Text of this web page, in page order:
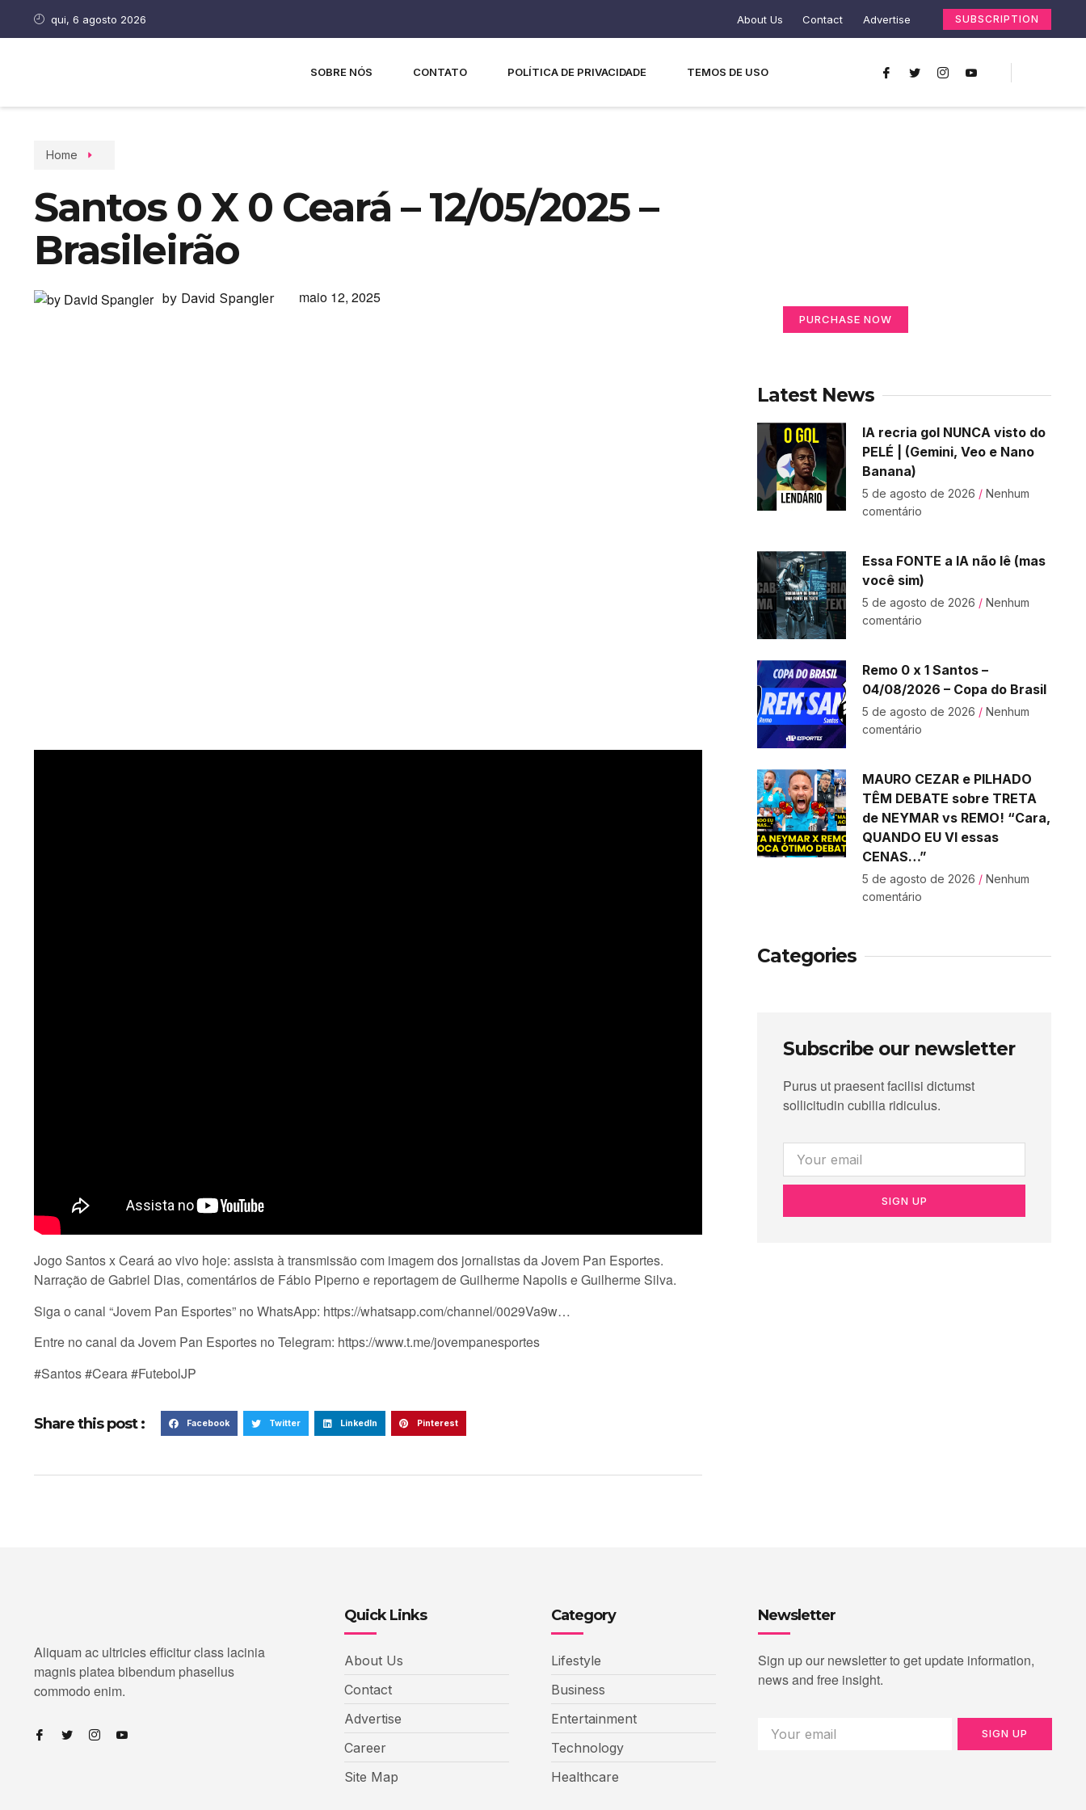
qui, 6 agosto 2026 About Us Contact Advertise SUBSCRIPTION
SOBRE NÓS CONTATO POLÍTICA DE PRIVACIDADE TEMOS DE USO
Home
Santos 0 X 0 Ceará – 12/05/2025 –
Brasileirão
by David Spangler maio 12, 2025
Jogo Santos x Ceará ao vivo hoje: assista à transmissão com imagem dos jornalistas da Jovem Pan Esportes.
Narração de Gabriel Dias, comentários de Fábio Piperno e reportagem de Guilherme Napolis e Guilherme Silva.
Siga o canal “Jovem Pan Esportes” no WhatsApp: https://whatsapp.com/channel/0029Va9w…
Entre no canal da Jovem Pan Esportes no Telegram: https://www.t.me/jovempanesportes
#Santos #Ceara #FutebolJP
Share this post : Facebook Twitter LinkedIn Pinterest
PURCHASE NOW
Latest News
IA recria gol NUNCA visto do
PELÉ | (Gemini, Veo e Nano
Banana)
5 de agosto de 2026 Nenhum
comentário
Essa FONTE a IA não lê (mas
você sim)
5 de agosto de 2026 Nenhum
comentário
Remo 0 x 1 Santos –
04/08/2026 – Copa do Brasil
5 de agosto de 2026 Nenhum
comentário
MAURO CEZAR e PILHADO
TÊM DEBATE sobre TRETA
de NEYMAR vs REMO! “Cara,
QUANDO EU VI essas
CENAS…”
5 de agosto de 2026 Nenhum
comentário
Categories
Subscribe our newsletter
Purus ut praesent facilisi dictumst
sollicitudin cubilia ridiculus.
SIGN UP
Aliquam ac ultricies efficitur class lacinia
magnis platea bibendum phasellus
commodo enim.
Quick Links
About Us
Contact
Advertise
Career
Site Map
Category
Lifestyle
Business
Entertainment
Technology
Healthcare
Newsletter
Sign up our newsletter to get update information,
news and free insight.
SIGN UP